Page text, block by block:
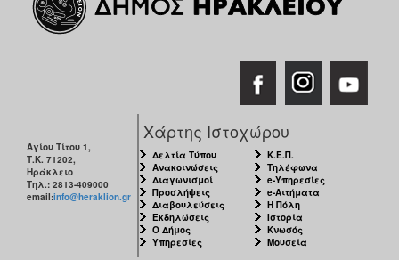
Αγίου Τίτου 1,
Τ.Κ. 71202,
Ηράκλειο
Τηλ.: 2813-409000
email:info@heraklion.gr
Χάρτης Ιστοχώρου
Δελτία Τύπου
Ανακοινώσεις
Διαγωνισμοί
Προσλήψεις
Διαβουλεύσεις
Εκδηλώσεις
Ο Δήμος
Υπηρεσίες
Κ.Ε.Π.
Τηλέφωνα
e-Υπηρεσίες
e-Αιτήματα
Η Πόλη
Ιστορία
Κνωσός
Μουσεία